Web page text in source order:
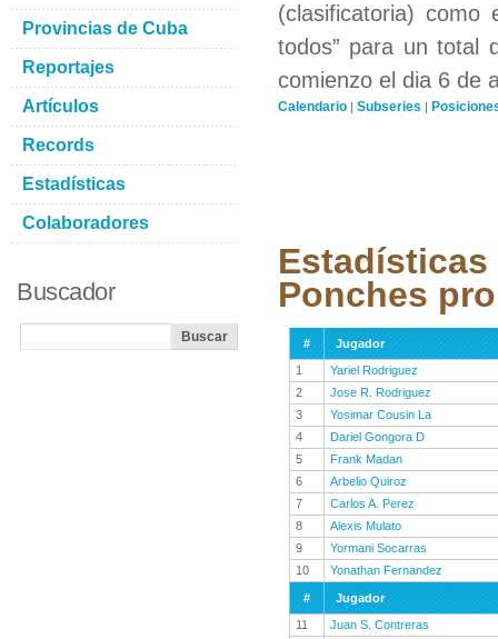
(clasificatoria) como
todos” para un total
comienzo el dia 6 de
Calendario | Subseries |
Ponches
#
Jugador
1
Yariel Rodriguez
2
Jose R. Rodriguez
3
Yosimar Cousin La
4
Dariel Gongora D
5
Frank Madan
6
Arbelio Quiroz
7
Carlos A. Perez
8
Alexis Mulato
9
Yormani Socarras
10
Yonathan Fernandez
#
Jugador
11
Juan S. Contreras
Provincias de Cuba
Reportajes
Artículos
Records
Estadísticas
Colaboradores
Buscador